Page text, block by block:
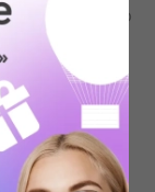
имеет право